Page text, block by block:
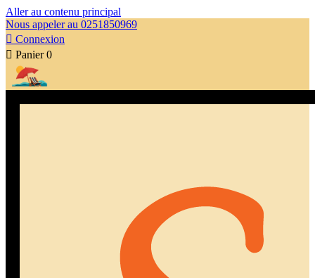
Aller au contenu principal
Nous appeler au 0251850969
 Connexion
 Panier 0